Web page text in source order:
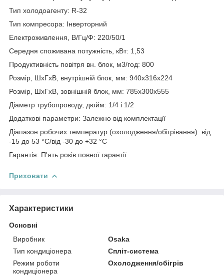
Тип холодоагенту: R-32
Тип компресора: Інверторний
Електроживлення, В/Гц/Ф: 220/50/1
Середня споживана потужність, кВт: 1,53
Продуктивність повітря вн. блок, м3/год: 800
Розмір, ШхГхВ, внутрішній блок, мм: 940x316x224
Розмір, ШхГхВ, зовнішній блок, мм: 785x300x555
Діаметр трубопроводу, дюйм: 1/4 і 1/2
Додаткові параметри: Залежно від комплектації
Діапазон робочих температур (охолодження/обігрівання): від
-15 до 53 °C/від -30 до +32 °C
Гарантія: П'ять років повної гарантії
Приховати
Характеристики
Основні
Виробник
Osaka
Тип кондиціонера
Спліт-система
Режим роботи
кондиціонера
Охолодження/обігрів